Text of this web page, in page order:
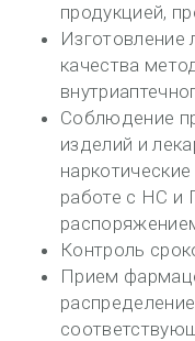
продукцией,
Изготовление
качества
Соблюдение
изделий и
работе с НС и
Контроль
Прием